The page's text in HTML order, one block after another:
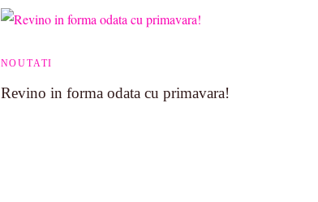
NOUTATI
Revino in forma odata cu primavara!